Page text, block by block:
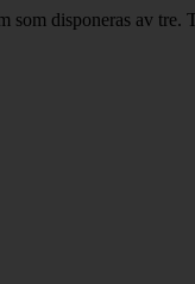
disponeras av